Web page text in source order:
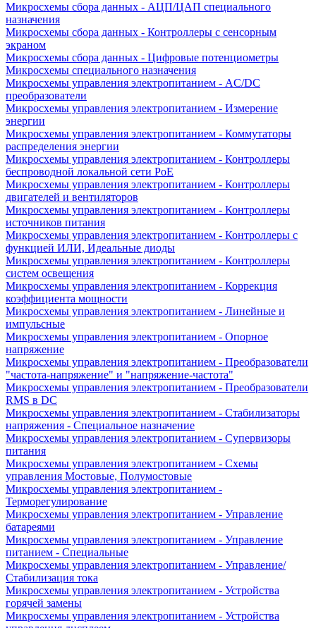
Микросхемы сбора данных - АЦП/ЦАП специального
назначения
Микросхемы сбора данных - Контроллеры с сенсорным
экраном
Микросхемы сбора данных - Цифровые потенциометры
Микросхемы специального назначения
Микросхемы управления электропитанием - AC/DC
преобразователи
Микросхемы управления электропитанием - Измерение
энергии
Микросхемы управления электропитанием - Коммутаторы
распределения энергии
Микросхемы управления электропитанием - Контроллеры
беспроводной локальной сети PoE
Микросхемы управления электропитанием - Контроллеры
двигателей и вентиляторов
Микросхемы управления электропитанием - Контроллеры
источников питания
Микросхемы управления электропитанием - Контроллеры с
функцией ИЛИ, Идеальные диоды
Микросхемы управления электропитанием - Контроллеры
систем освещения
Микросхемы управления электропитанием - Коррекция
коэффициента мощности
Микросхемы управления электропитанием - Линейные и
импульсные
Микросхемы управления электропитанием - Опорное
напряжение
Микросхемы управления электропитанием - Преобразователи
"частота-напряжение" и "напряжение-частота"
Микросхемы управления электропитанием - Преобразователи
RMS в DC
Микросхемы управления электропитанием - Стабилизаторы
напряжения - Специальное назначение
Микросхемы управления электропитанием - Супервизоры
питания
Микросхемы управления электропитанием - Схемы
управления Мостовые, Полумостовые
Микросхемы управления электропитанием -
Терморегулирование
Микросхемы управления электропитанием - Управление
батареями
Микросхемы управления электропитанием - Управление
питанием - Специальные
Микросхемы управления электропитанием - Управление/
Стабилизация тока
Микросхемы управления электропитанием - Устройства
горячей замены
Микросхемы управления электропитанием - Устройства